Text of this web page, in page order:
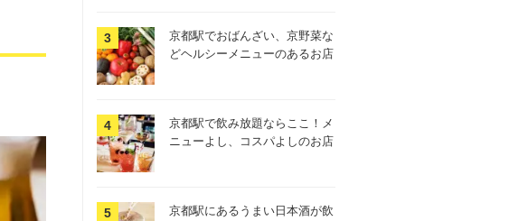
京都駅でおばんざい、京野菜な
どヘルシーメニューのあるお店
京都駅で飲み放題ならここ！メ
ニューよし、コスパよしのお店
京都駅にあるうまい日本酒が飲